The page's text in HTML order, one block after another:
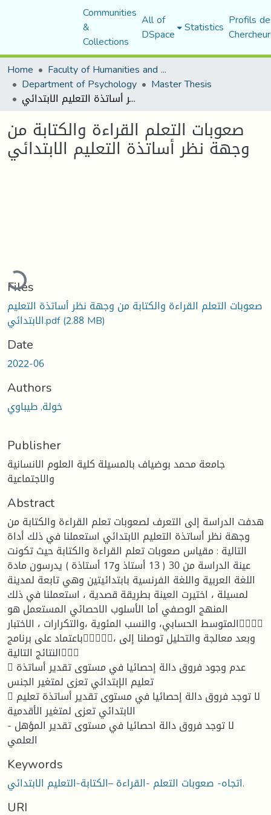
Communities
&
Collections
All of
DSpace Statistics Profils
Home
Faculty of Humanities and Social Sciences
Department of Psychology Master Thesis
صعوبات التعلم القراءة والكتابة من وجهة نظر أساتذة التعليم الابتدائي
صعوبات التعلم القراءة والكتابة من
وجهة نظر أساتذة التعليم الابتدائي
Files
صعوبات التعلم القراءة والكتابة من وجهة نظر أساتذة التعليم
الابتدائي.pdf(2.88 MB)
Date
2022-06
Authors
خولة, طيباوي
Publisher
جامعة محمد بوضياف بالمسيلة كلية العلوم الانسانية
والاجتماعية
Abstract
هدفت الدراسة إلى التعرف لصعوبات تعلم القراءة والكتابة من
وجهة نظر أساتذة التعليم الابتدائي استعملنا في ذلك أداة
التالية : مقياس صعوبات تعلم القراءة والكتابة حيث تكونت
عينة الدراسة من 30 ( 13 أستاذ و17 أستاذة ) يدرسون مادة
اللغة العربية واللغة الفرنسية بابتدائيتين وهي تابعة لمدينة
لمسيلة ، اختيرت العينة بطريقة قصدية ، استعملنا في ذلك
المنهج الوصفي أما الأسلوب الاحصائي المستعمل هو
المتوسط الحسابي، والنسب المئوية ،والتكرارات ، الاختبار
باعتماد على برنامج، وبعد معالجة والتحليل توصلنا إلى
النتائج التالية
 عدم وجود فروق دالة إحصائيا في مستوى تقدير أساتذة
تعليم الإبتدائي تعزى لمتغير الجنس
 لا توجد فروق دالة إحصائيا في مستوى تقدير أساتذة تعليم
الابتدائي تعزى لمتغير الأقدمية
- لا توجد فروق دالة احصائيا في مستوى تقدير المؤهل
العلمي
Keywords
اتجاه- صعوبات التعلم -القراءة –الكتابة-التعليم الابتدائي.
URI